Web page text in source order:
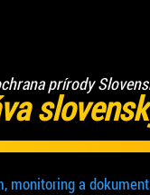
prírody
monitoring a